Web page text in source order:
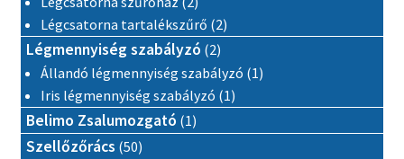
Légcsatorna tartalékszűrő 22 termék
Légmennyiség szabályzó 22 termék
Állandó légmennyiség szabályzó 11 termék
Iris légmennyiség szabályzó 11 termék
Belimo Zsalumozgató 11 termék
Szellőzőrács 5050 termék